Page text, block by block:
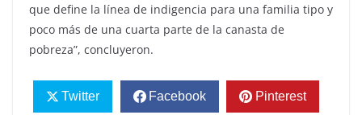
que define la línea de indigencia para una familia tipo y
poco más de una cuarta parte de la canasta de
pobreza”, concluyeron.
Twitter Facebook Pinterest